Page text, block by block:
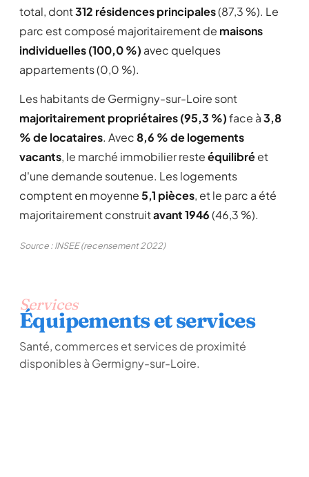
total, dont312 résidences principales(87,3 %). Le
parc est composé majoritairement de maisons
individuelles (100,0 %) avec quelques
appartements (0,0 %).
Les habitants de Germigny-sur-Loire sont
majoritairement propriétaires (95,3 %)face à3,8
% de locataires. Avec8,6 % de logements
vacants, le marché immobilier resteéquilibréet
d'une demande soutenue. Les logements
comptent en moyenne5,1 pièces, et le parc a été
majoritairement construitavant 1946(46,3 %).
Source : INSEE (recensement 2022)
Services
Équipements et services
Santé, commerces et services de proximité
disponibles à Germigny-sur-Loire.